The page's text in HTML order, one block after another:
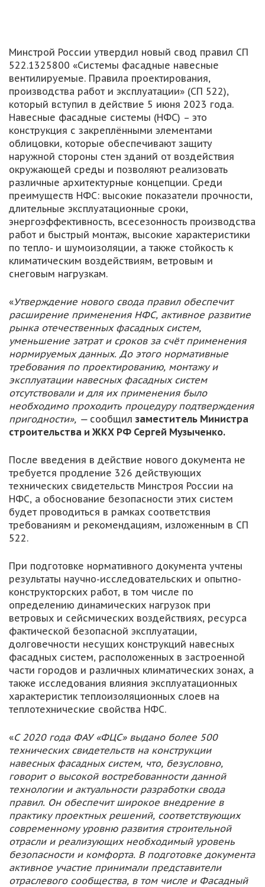
Минстрой России утвердил новый свод правил СП
522.1325800 «Системы фасадные навесные
вентилируемые. Правила проектирования,
производства работ и эксплуатации» (СП 522),
который вступил в действие 5 июня 2023 года.
Навесные фасадные системы (НФС) – это
конструкция с закреплёнными элементами
облицовки, которые обеспечивают защиту
наружной стороны стен зданий от воздействия
окружающей среды и позволяют реализовать
различные архитектурные концепции. Среди
преимуществ НФС: высокие показатели прочности,
длительные эксплуатационные сроки,
энергоэффективность, всесезонность производства
работ и быстрый монтаж, высокие характеристики
по тепло- и шумоизоляции, а также стойкость к
климатическим воздействиям, ветровым и
снеговым нагрузкам.
«Утверждение нового свода правил обеспечит
расширение применения НФС, активное развитие
рынка отечественных фасадных систем,
уменьшение затрат и сроков за счёт применения
нормируемых данных. До этого нормативные
требования по проектированию, монтажу и
эксплуатации навесных фасадных систем
отсутствовали и для их применения было
необходимо проходить процедуру подтверждения
пригодности», — сообщил заместитель Министра
строительства и ЖКХ РФ Сергей Музыченко.
После введения в действие нового документа не
требуется продление 326 действующих
технических свидетельств Минстроя России на
НФС, а обоснование безопасности этих систем
будет проводиться в рамках соответствия
требованиям и рекомендациям, изложенным в СП
522.
При подготовке нормативного документа учтены
результаты научно-исследовательских и опытно-
конструкторских работ, в том числе по
определению динамических нагрузок при
ветровых и сейсмических воздействиях, ресурса
фактической безопасной эксплуатации,
долговечности несущих конструкций навесных
фасадных систем, расположенных в застроенной
части городов и различных климатических зонах, а
также исследования влияния эксплуатационных
характеристик теплоизоляционных слоев на
теплотехнические свойства НФС.
«С 2020 года ФАУ «ФЦС» выдано более 500
технических свидетельств на конструкции
навесных фасадных систем, что, безусловно,
говорит о высокой востребованности данной
технологии и актуальности разработки свода
правил. Он обеспечит широкое внедрение в
практику проектных решений, соответствующих
современному уровню развития строительной
отрасли и реализующих необходимый уровень
безопасности и комфорта. В подготовке документа
активное участие принимали представители
отраслевого сообщества, в том числе и Фасадный